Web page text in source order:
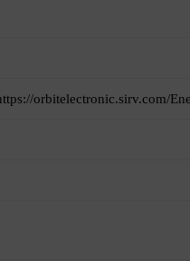
orbitelectronic.sirv.com/